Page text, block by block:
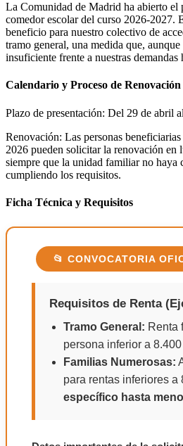
La Comunidad de Madrid ha abierto el
comedor escolar del curso 2026-2027.
beneficio para nuestro colectivo de
tramo general, una medida que,
insuficiente frente a nuestras demandas
Calendario y Proceso de Renovación
Plazo de presentación: Del 29 de abril
Renovación: Las personas
2026 pueden solicitar la renovación en
siempre que la unidad familiar no haya
cumpliendo los requisitos.
Ficha Técnica y Requisitos
📂 CONVOCATORIA
Requisitos de Renta
Tramo General: Renta
persona inferior a 8.400
Familias Numerosas:
para rentas inferiores a
específico hasta